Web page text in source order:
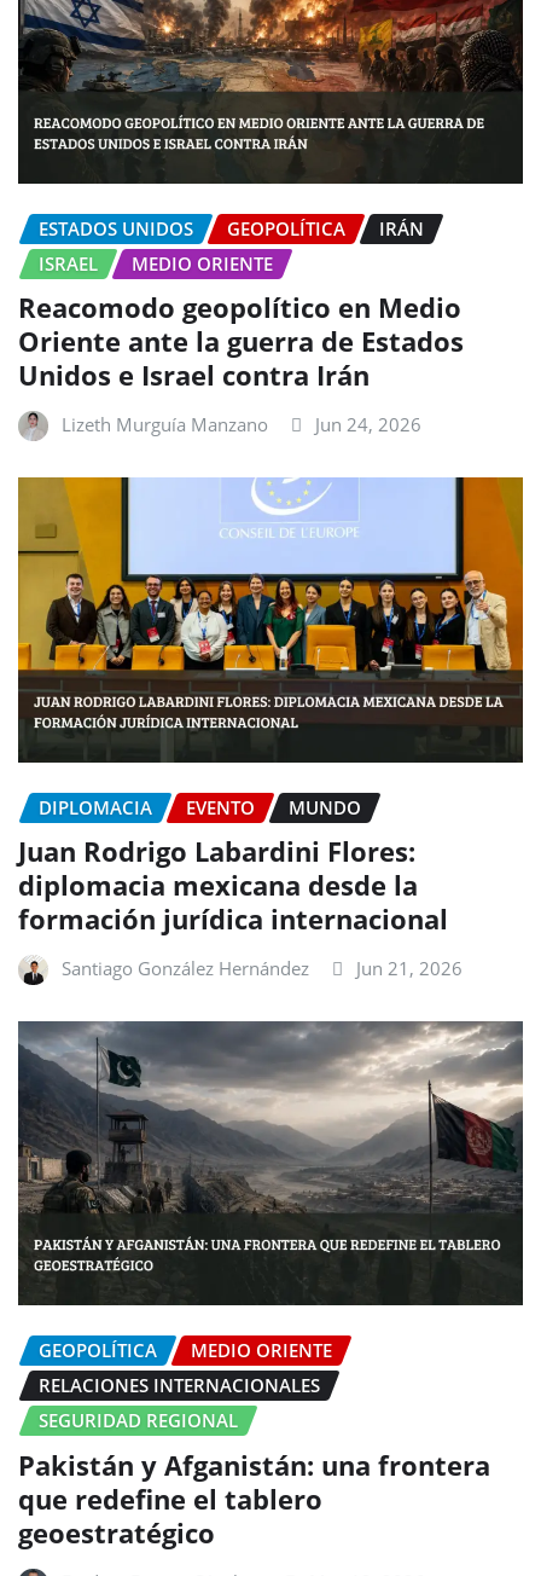
ESTADOS UNIDOS GEOPOLÍTICA
IRÁN
ISRAEL
MEDIO ORIENTE
Reacomodo geopolítico en Medio
Oriente ante la guerra de Estados
Unidos e Israel contra Irán
Lizeth Murguía Manzano Jun 24, 2026
DIPLOMACIA EVENTO MUNDO
Juan Rodrigo Labardini Flores:
diplomacia mexicana desde la
formación jurídica internacional
Santiago González Hernández Jun 21, 2026
GEOPOLÍTICA
MEDIO ORIENTE
RELACIONES INTERNACIONALES
SEGURIDAD REGIONAL
Pakistán y Afganistán: una frontera
que redefine el tablero
geoestratégico